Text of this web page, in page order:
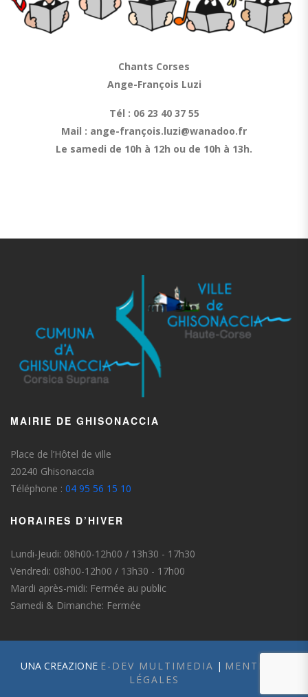
Chants Corses
Ange-François Luzi
Tél : 06 23 40 37 55
Mail : ange-françois.luzi@wanadoo.fr
Le samedi de 10h à 12h ou de 10h à 13h.
MAIRIE DE GHISONACCIA
Place de l’Hôtel de ville
20240 Ghisonaccia
Téléphone : 04 95 56 15 10
HORAIRES D’HIVER
Lundi-Jeudi: 08h00-12h00 / 13h30 - 17h30
Vendredi: 08h00-12h00 / 13h30 - 17h00
Mardi après-midi: Fermée au public
Samedi & Dimanche: Fermée
UNA CREAZIONE E-DEV MULTIMEDIA | MENTIONS
LÉGALES